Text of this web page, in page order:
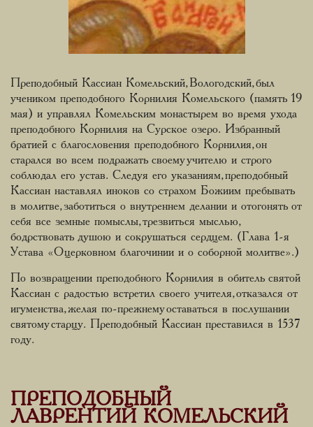
Преподобный Кассиан Комельский, Вологодский, был
учеником преподобного Корнилия Комельского (память 19
мая) и управлял Комельским монастырем во время ухода
преподобного Корнилия на Сурское озеро. Избранный
братией с благословения преподобного Корнилия, он
старался во всем подражать своему учителю и строго
соблюдал его устав. Следуя его указаниям, преподобный
Кассиан наставлял иноков со страхом Божиим пребывать
в молитве, заботиться о внутреннем делании и отогонять от
себя все земные помыслы, трезвиться мыслью,
бодрствовать душою и сокрушаться сердцем. (Глава 1-я
Устава «О церковном благочинии и о соборной молитве».)
По возвращении преподобного Корнилия в обитель святой
Кассиан с радостью встретил своего учителя, отказался от
игуменства, желая по-прежнему оставаться в послушании
святому старцу. Преподобный Кассиан преставился в 1537
году.
ПРЕПОДОБНЫЙ
ЛАВРЕНТИЙ КОМЕЛЬСКИЙ